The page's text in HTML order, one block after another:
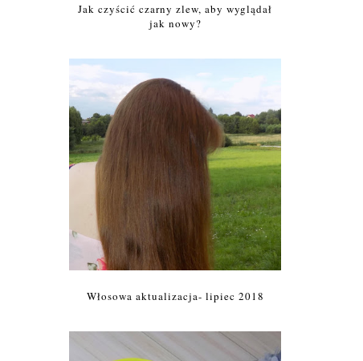
Jak czyścić czarny zlew, aby wyglądał
jak nowy?
Włosowa aktualizacja- lipiec 2018